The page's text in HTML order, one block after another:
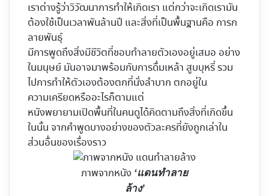
เราต่างรู้ว่าวิวัฒนาการทำให้เกิดเรา แต่กว่าจะเกิดเรามัน
ต้องใช้เป็นเวลาพันล้านปี และสิ่งที่เป็นพื้นฐานคือ การก
ลายพันธุ์
มีการพูดถึงสิ่งมีชีวิตที่ชอบทำลายตัวเองอยู่เสมอ อย่าง
ในมนุษย์ มันอาจมาพร้อมกับการดื่มเหล้า สูบบุหรี่ รวม
ไปการทำให้ตัวเองต้องตกที่นั่งลำบาก ตกอยู่ใน
ความเครียดหรืออะไรก็ตามแต่
หนังพยายามเปิดพื้นที่ในคนดูได้คิดตามถึงสิ่งที่เกิดขึ้น
ในนั้น จากคำพูดบางอย่างของตัวละครที่ยังถูกเล่าใน
ส่วนอื่นของเรื่องราว
ภาพจากหนัง ‘แดนทำลาย
ล้าง’